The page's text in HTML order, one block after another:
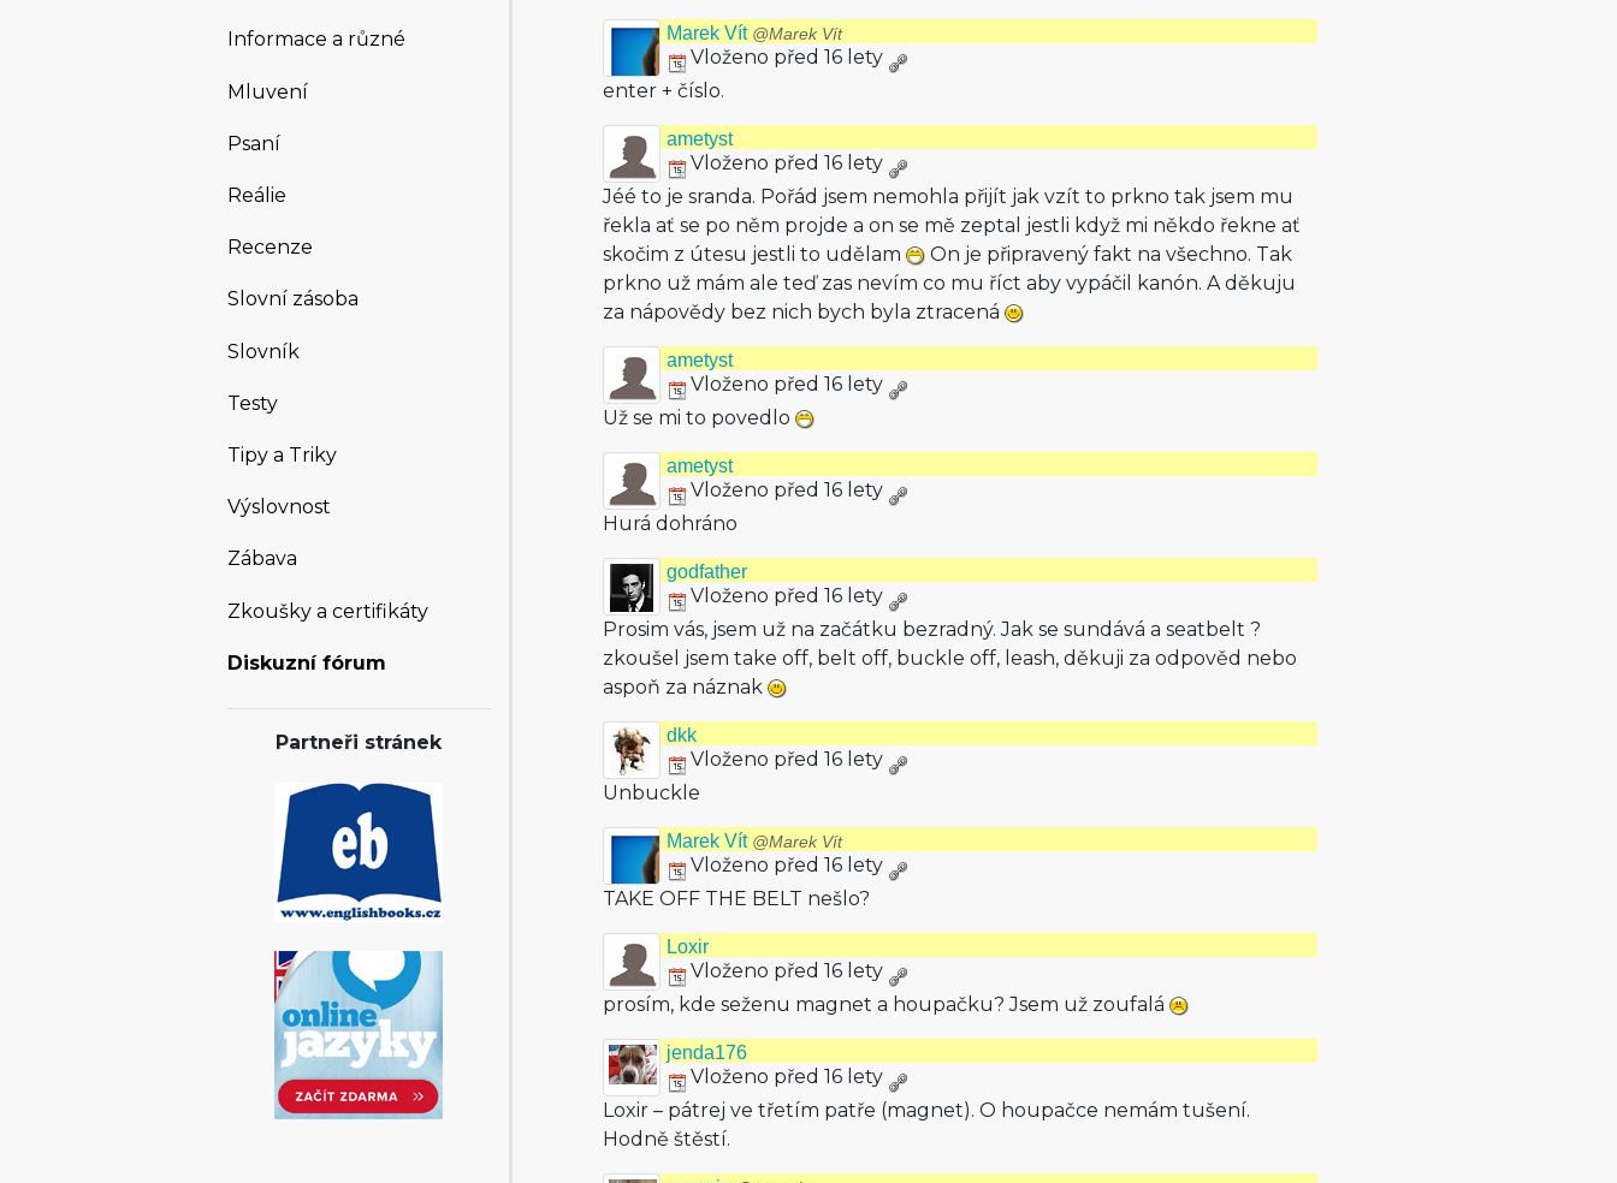
Informace a různé
Mluvení
Psaní
Reálie
Recenze
Slovní zásoba
Slovník
Testy
Tipy a Triky
Výslovnost
Zábava
Zkoušky a certifikáty
Diskuzní fórum
Partneři stránek
Marek Vít @Marek Vít
Vloženo před 16 lety
enter + číslo.
ametyst
Vloženo před 16 lety
Jéé to je sranda. Pořád jsem nemohla přijít jak vzít to prkno tak jsem mu
řekla ať se po něm projde a on se mě zeptal jestli když mi někdo řekne ať
skočim z útesu jestli to udělam
On je připravený fakt na všechno. Tak
prkno už mám ale teď zas nevím co mu říct aby vypáčil kanón. A děkuju
za nápovědy bez nich bych byla ztracená
ametyst
Vloženo před 16 lety
Už se mi to povedlo
ametyst
Vloženo před 16 lety
Hurá dohráno
godfather
Vloženo před 16 lety
Prosim vás, jsem už na začátku bezradný. Jak se sundává a seatbelt ?
zkoušel jsem take off, belt off, buckle off, leash, děkuji za odpověd nebo
aspoň za náznak
dkk
Vloženo před 16 lety
Unbuckle
Marek Vít @Marek Vít
Vloženo před 16 lety
TAKE OFF THE BELT nešlo?
Loxir
Vloženo před 16 lety
prosím, kde seženu magnet a houpačku? Jsem už zoufalá
jenda176
Vloženo před 16 lety
Loxir – pátrej ve třetím patře (magnet). O houpačce nemám tušení.
Hodně štěstí.